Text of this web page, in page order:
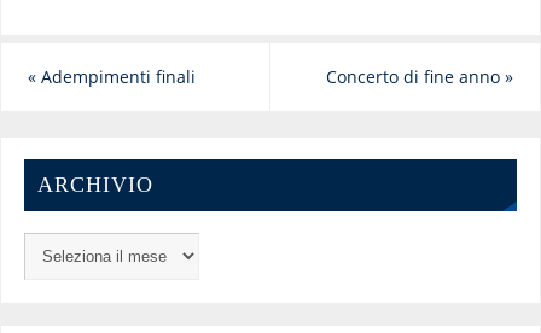
«Adempimenti finali Concerto di fine anno»
ARCHIVIO